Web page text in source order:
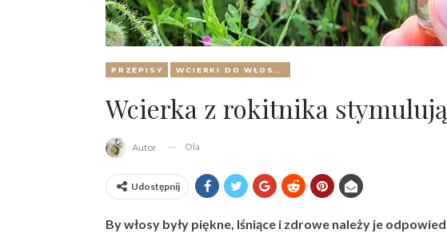
PRZEPISY
Wcierka z rokitnika
Autor Ola
Udostępnij
By włosy były piękne, lśniące i zdrowe należy je